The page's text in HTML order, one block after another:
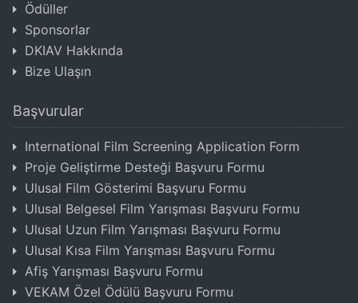
Ödüller
Sponsorlar
DKIAV Hakkında
Bize Ulaşın
Başvurular
International Film Screening Application Form
Proje Geliştirme Desteği Başvuru Formu
Ulusal Film Gösterimi Başvuru Formu
Ulusal Belgesel Film Yarışması Başvuru Formu
Ulusal Uzun Film Yarışması Başvuru Formu
Ulusal Kısa Film Yarışması Başvuru Formu
Afiş Yarışması Başvuru Formu
VEKAM Özel Ödülü Başvuru Formu